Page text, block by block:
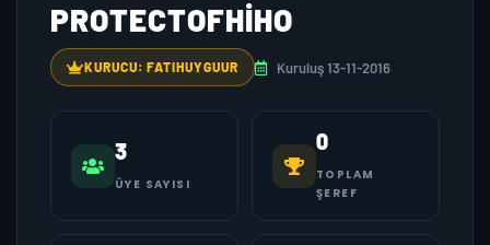
PROTECTOFHIHO
KURUCU: FATIHUYGUUR Kuruluş 13-11-2016
3
ÜYE SAYISI
0
TOPLAM
ŞEREF